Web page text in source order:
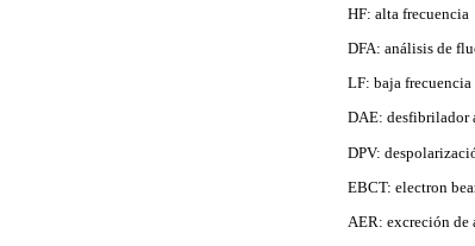
HF: alta frecuencia
DFA: análisis de
LF: baja frecuencia
DAE: desfibrilador
DPV:
EBCT: electron
AER: excreción de